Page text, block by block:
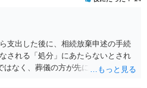
のどちらかが亡くなってから相続す
計画的に相続をするのがおすすめと
も気をつける点はあるかもしれませ
がおすすめと思います。
支出した後に、相続放棄申述の手続
される「処分」にあたらないとされ
なく、葬儀の方が先に来るのが通常